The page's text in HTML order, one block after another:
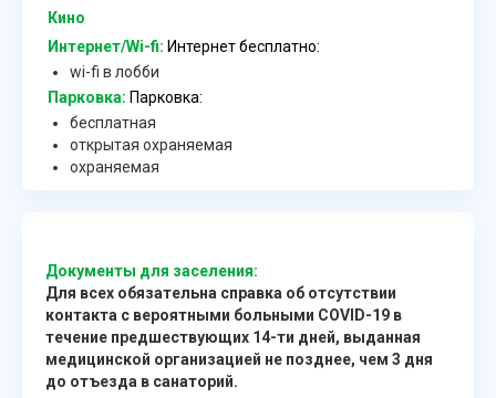
Кино
Интернет/Wi-fi: Интернет бесплатно:
wi-fi в лобби
Парковка: Парковка:
бесплатная
открытая охраняемая
охраняемая
Документы для заселения:
Для всех обязательна справка об отсутствии
контакта с вероятными больными COVID-19 в
течение предшествующих 14-ти дней, выданная
медицинской организацией не позднее, чем 3 дня
до отъезда в санаторий.